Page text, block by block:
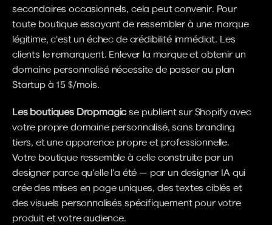
secondaires occasionnels, cela peut convenir. Pour
toute boutique essayant de ressembler à une marque
légitime, c'est un échec de crédibilité immédiat. Les
clients le remarquent. Enlever la marque et obtenir un
domaine personnalisé nécessite de passer au plan
Startup à 15 $/mois.
Les boutiques Dropmagic se publient sur Shopify avec
votre propre domaine personnalisé, sans branding
tiers, et une apparence propre et professionnelle.
Votre boutique ressemble à celle construite par un
designer parce qu'elle l'a été — par un designer IA qui
crée des mises en page uniques, des textes ciblés et
des visuels personnalisés spécifiquement pour votre
produit et votre audience.